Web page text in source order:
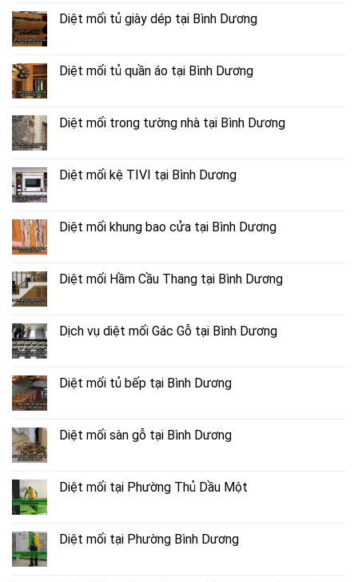
Diệt mối tủ giày dép tại Bình Dương
Diệt mối tủ quần áo tại Bình Dương
Diệt mối trong tường nhà tại Bình Dương
Diệt mối kệ TIVI tại Bình Dương
Diệt mối khung bao cửa tại Bình Dương
Diệt mối Hầm Cầu Thang tại Bình Dương
Dịch vụ diệt mối Gác Gỗ tại Bình Dương
Diệt mối tủ bếp tại Bình Dương
Diệt mối sàn gỗ tại Bình Dương
Diệt mối tại Phường Thủ Dầu Một
Diệt mối tại Phường Bình Dương